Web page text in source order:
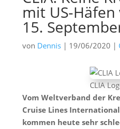
mit US-
15.
von Dennis| 19/06/2020 |
CLIA
Vom Weltverband der
Cruise Lines International
kommen heute sehr